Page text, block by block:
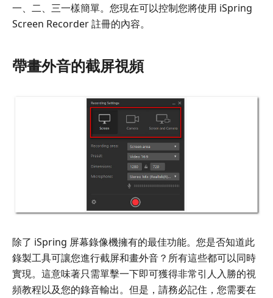
一、二、三一樣簡單。您現在可以控制您將使用 iSpring
Screen Recorder 註冊的內容。
帶畫外音的截屏視頻
除了 iSpring 屏幕錄像機擁有的最佳功能。您是否知道此
錄製工具可讓您進行截屏和畫外音？所有這些都可以同時
實現。這意味著只需單擊一下即可獲得非常引人入勝的視
頻教程以及您的錄音輸出。但是，請務必記住，您需要在